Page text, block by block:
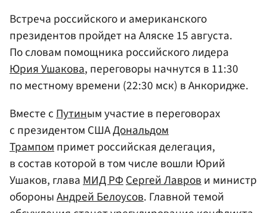
Встреча российского и американского
президентов пройдет на Аляске 15 августа.
По словам помощника российского лидера
Юрия Ушакова, переговоры начнутся в 11:30
по местному времени (22:30 мск) в Анкоридже.
Вместе сПутиным участие в переговорах
с президентом СШАДональдом
Трампомпримет российская делегация,
в состав которой в том числе вошли Юрий
Ушаков, главаМИД РФСергей Лаврови министр
обороныАндрей Белоусов. Главной темой